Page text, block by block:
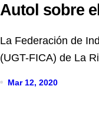
Autol sobre
La Federación de Industria, Construcción y Agro
(UGT-FICA) de La
Mar 12, 2020